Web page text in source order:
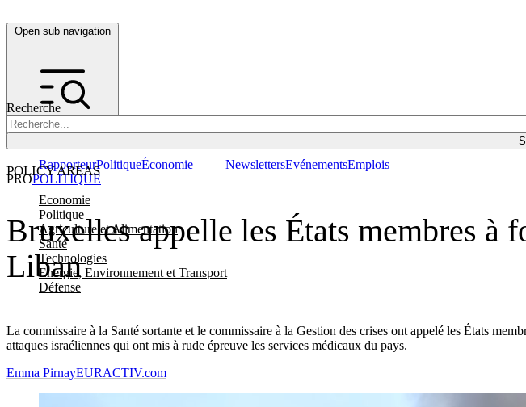
Open sub navigation
Recherche
POLICY AREAS
Economie
Politique
Agriculture et Alimentation
Santé
Technologies
Energie, Environnement et Transport
Défense
RapporteurPolitiqueÉconomie NewslettersEvénementsEmplois
Bruxelles appelle les États membres à
Liban
La commissaire à la Santé sortante et le commissaire à la Gestion des crises ont appelé les États
attaques israéliennes qui ont mis à rude épreuve les services médicaux du pays.
PROPOLITIQUE
Emma PirnayEURACTIV.com